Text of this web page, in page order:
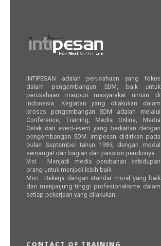
INTIPESAN adalah perusahaan yang fokus
dalam pengembangan SDM, baik untuk
perusahaan maupun masyarakat umum di
Indonesia. Kegiatan yang dilakukan dalam
proses pengembangan SDM adalah melalui
Conference, Training, Media Online, Media
Cetak dan event-event yang berkaitan dengan
pengembangan SDM. Intipesan didirikan pada
bulan September tahun 1995, dengan modal
semangat dan bagian dari passion pendirinya.
Visi : Menjadi media perubahan kehidupan
orang untuk menjadi lebih baik.
Misi : Bekerja dengan standar moral yang baik
dan menjunjung tinggi profesionalisme dalam
setiap pekerjaan yang dilakukan.
CONTACT OF TRAINING